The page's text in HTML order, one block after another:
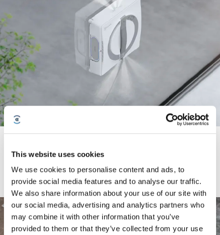
This website uses cookies
We use cookies to personalise content and ads, to
provide social media features and to analyse our traffic.
We also share information about your use of our site with
our social media, advertising and analytics partners who
may combine it with other information that you’ve
provided to them or that they’ve collected from your use
arbejder med den våd mop for at sikre effektiv og effektiv rengøring.
Vandtrykket er forøget med 100% med tid coverage forøget med 80%, alt det
dirt disolve og vasket rent med et enkelt slag.